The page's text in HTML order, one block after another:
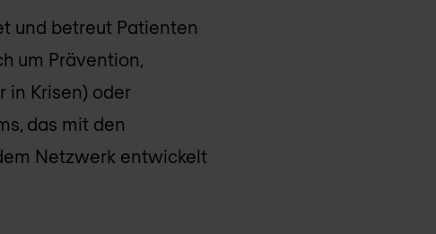
und betreut Patienten
um Prävention,
in Krisen) oder
das mit den
Netzwerk entwickelt